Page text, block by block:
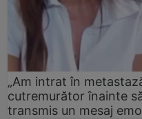
„Am intrat în
cutremurător înainte
transmis un mesaj